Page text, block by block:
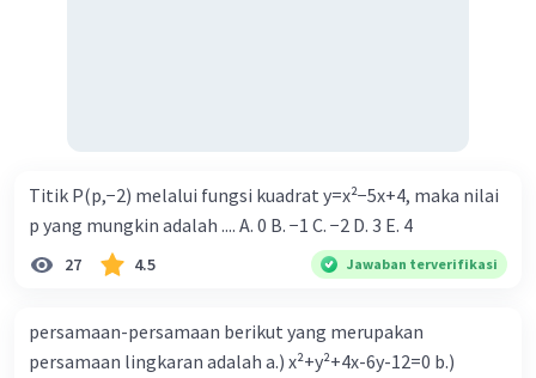
Titik P(p,−2) melalui fungsi kuadrat y=x²−5x+4, maka nilai
p yang mungkin adalah .... A. 0 B. −1 C. −2 D. 3 E. 4
27 4.5 Jawaban terverifikasi
persamaan-persamaan berikut yang merupakan
persamaan lingkaran adalah a.) x²+y²+4x-6y-12=0 b.)